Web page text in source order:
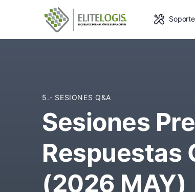
Soporte
5.- SESIONES Q&A
Sesiones
Respuestas
(2026 MAY)